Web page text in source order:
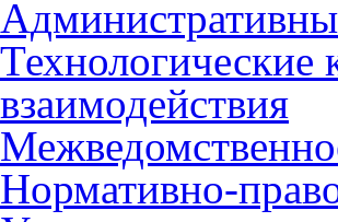
Технологические
взаимодействия
Нормативно-